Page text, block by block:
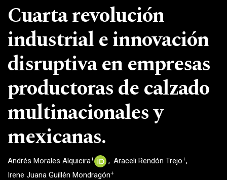
Cuarta revolución
industrial e innovación
disruptiva en empresas
productoras de calzado
multinacionales y
mexicanas.
Andrés Morales Alquicira+ Araceli Rendón Trejo+
Irene Juana Guillén Mondragón+